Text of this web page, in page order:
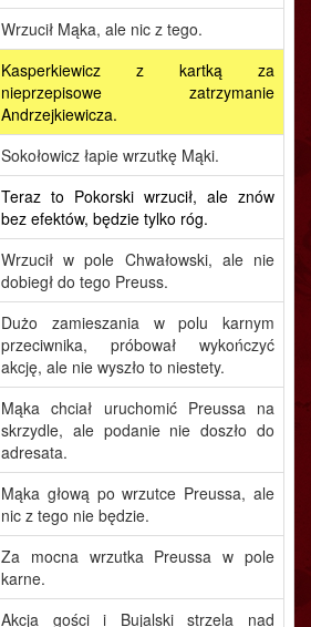
Wrzucił Mąka, ale nic z tego.
Kasperkiewicz z kartką za
nieprzepisowe zatrzymanie
Andrzejkiewicza.
Sokołowicz łapie wrzutkę Mąki.
Teraz to Pokorski wrzucił, ale znów
bez efektów, będzie tylko róg.
Wrzucił w pole Chwałowski, ale nie
dobiegł do tego Preuss.
Dużo zamieszania w polu karnym
przeciwnika, próbował wykończyć
akcję, ale nie wyszło to niestety.
Mąka chciał uruchomić Preussa na
skrzydle, ale podanie nie doszło do
adresata.
Mąka głową po wrzutce Preussa, ale
nic z tego nie będzie.
Za mocna wrzutka Preussa w pole
karne.
Akcja gości i Bujalski strzela nad